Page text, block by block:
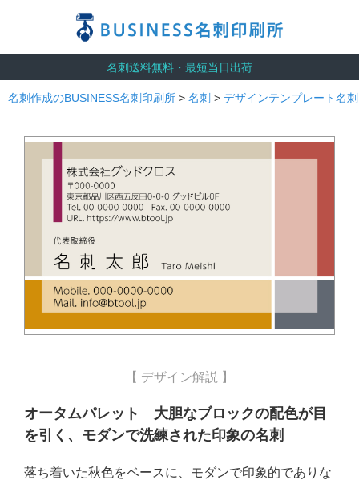
名刺送料無料・最短当日出荷
名刺作成のBUSINESS名刺印刷所 > 名刺 > デザインテンプレート名刺
【 デザイン解説 】
オータムパレット 大胆なブロックの配色が目
を引く、モダンで洗練された印象の名刺
落ち着いた秋色をベースに、モダンで印象的でありな